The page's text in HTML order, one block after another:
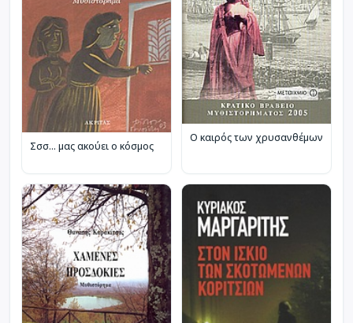
Σσσ... μας ακούει ο κόσμος
Ο καιρός των χρυσανθέμων